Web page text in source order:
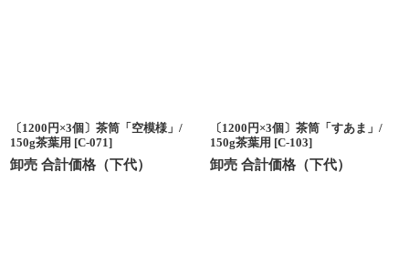
〔1200円×3個〕茶筒「空模様」/
150g茶葉用 [C-071]
卸売 合計価格（下代）
〔1200円×3個〕茶筒「すあま」/
150g茶葉用 [C-103]
卸売 合計価格（下代）